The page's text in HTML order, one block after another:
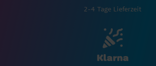
2-4 Tage Lieferzeit
Klarna